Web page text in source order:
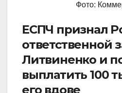
Фото:
ЕСПЧ признал
ответственной
Литвиненко и
выплатить 100
его вдове